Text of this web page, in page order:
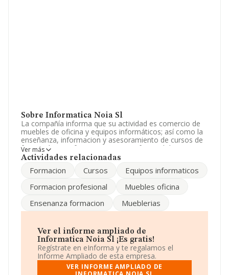
Sobre Informatica Noia Sl
La compañía informa que su actividad es comercio de
muebles de oficina y equipos informáticos; así como la
enseñanza, informacion y asesoramiento de cursos de
formación y perfeccionamiento profesional de temas
informáticos. La sociedad está registrada como
corresponde a '%cnae%', cuyo Código es 4740. La
según los datos a disposición de INFORMA, ha tenido
un número de empleados por debajo de la media de
La empresaInformatica Noia S.L, con CIF
B70069356, se encuentra en Calle Egas Moniz núm. 9
Bj, (15200), Noia, en A Coruña, Galicia.
En relación con el sector y disponiendo de los datos de
Ver más
Actividades relacionadas
Formacion Cursos
Equipos informaticos
Formacion profesional
Muebles oficina
Ensenanza formacion
Mueblerias
Ver el informe ampliado de
Informatica Noia Sl ¡Es gratis!
Regístrate en eInforma y te regalamos el
Informe Ampliado de esta empresa.
VER INFORME AMPLIADO DE